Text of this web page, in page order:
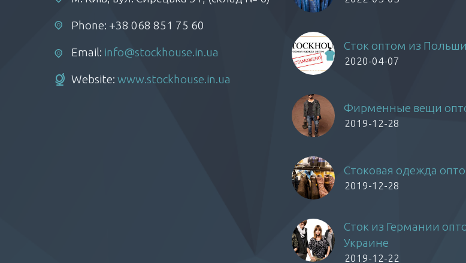
Phone: +38 068 851 75 60
Email: info@stockhouse.in.ua
Website: www.stockhouse.in.ua
Сток оптом из Польши
2020-04-07
Фирменные вещи
2019-12-28
Стоковая одежда
2019-12-28
Сток из Германии
Украине
2019-12-22